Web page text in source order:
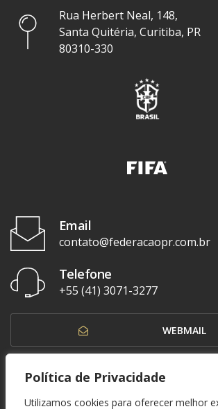
Política de Privacidade
Utilizamos cookies para oferecer melhor
Rua Herbert Neal, 148,
Santa Quitéria, Curitiba, PR
80310-330
Email
contato@federacaopr.com.br
Telefone
+55 (41) 3071-3277
WEBMAIL
OUVIDORIA